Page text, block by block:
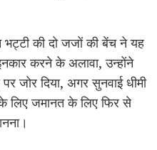
की दो जजों की बेंच ने यह
करने के अलावा, उन्होंने
जोर दिया, अगर सुनवाई धीमी
लिए जमानत के लिए फिर से